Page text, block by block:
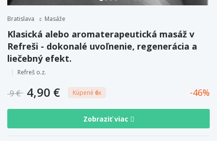
Bratislava Masáže
Klasická alebo aromaterapeutická masáž v
Refreši - dokonalé uvoľnenie, regenerácia a
liečebný efekt.
Refreš o.z.
9 € 4,90 € Kúpené 6x 46
Zobraziť viac